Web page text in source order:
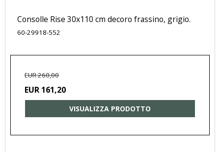
Consolle Rise 30x110 cm decoro frassino, grigio.
60-29918-552
EUR 260,00
EUR 161,20
VISUALIZZA PRODOTTO